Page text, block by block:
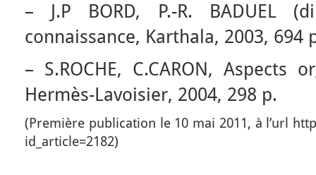
– J.P BORD, P.-R. BADUEL
connaissance, Karthala, 2003, 694
– S.ROCHE, C.CARON, Aspects
Hermès-Lavoisier, 2004, 298 p.
(Première publication le 10 mai 2011, à l’url
id_article=2182)